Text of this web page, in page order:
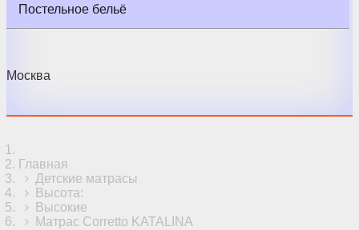
Постельное бельё
Москва
Главная
Детские матрасы
Высота:
Высокие
Матрас Corretto KATALINA